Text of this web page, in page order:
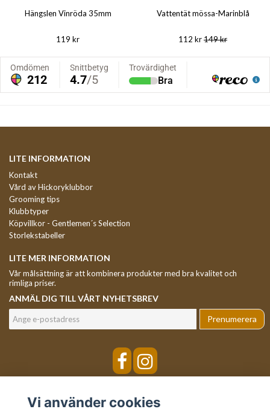
Hängslen Vinröda 35mm
119 kr
Vattentät mössa-Marinblå
112 kr149 kr
LITE INFORMATION
Kontakt
Vård av Hickoryklubbor
Grooming tips
Klubbtyper
Köpvillkor - Gentlemen´s Selection
Storlekstabeller
LITE MER INFORMATION
Vår målsättning är att kombinera produkter med bra kvalitet och
rimliga priser.
ANMÄL DIG TILL VÅRT NYHETSBREV
Prenumerera
Vi använder cookies